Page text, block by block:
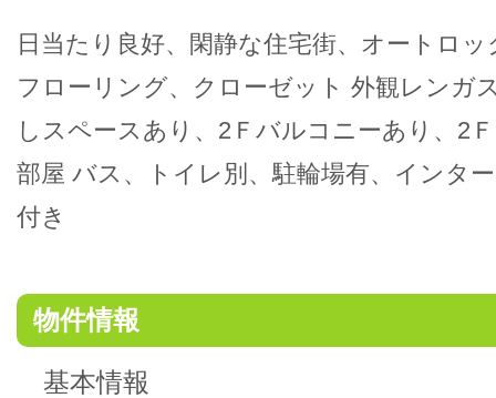
日当たり良好、閑静な住宅街、オートロ
フローリング、クローゼット 外観レンガ
しスペースあり、2Ｆバルコニーあり、2
部屋 バス、トイレ別、駐輪場有、インタ
付き
物件情報
基本情報